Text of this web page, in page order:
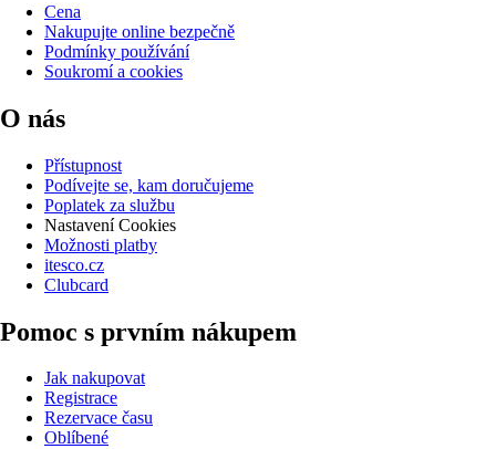
Cena
Nakupujte online bezpečně
Podmínky používání
Soukromí a cookies
O nás
Přístupnost
Podívejte se, kam doručujeme
Poplatek za službu
Nastavení Cookies
Možnosti platby
itesco.cz
Clubcard
Pomoc s prvním nákupem
Jak nakupovat
Registrace
Rezervace času
Oblíbené